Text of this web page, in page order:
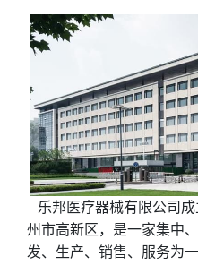
乐邦医疗器械有限公司
州市高新区，是一家集中
发、生产、销售、服务为